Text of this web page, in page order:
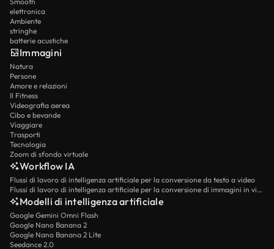
elettronica
Ambiente
stringhe
batterie acustiche
Immagini
Natura
Persone
Amore e relazioni
Il Fitness
Videografia aerea
Cibo e bevande
Viaggiare
Trasporti
Tecnologia
Zoom di sfondo virtuale
Workflow IA
Flussi di lavoro di intelligenza artificiale per la conversione da testo a video
Flussi di lavoro di intelligenza artificiale per la conversione di immagini in video
Modelli di intelligenza artificiale
Google Gemini Omni Flash
Google Nano Banana 2
Google Nano Banana 2 Lite
Seedance 2.0